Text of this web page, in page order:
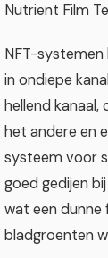
Nutrient Film
NFT-
in ondiepe
hellend
het andere en
systeem voor
goed gedijen
wat een
bladgroenten